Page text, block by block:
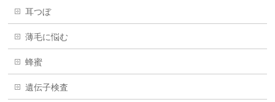
耳つぼ
薄毛に悩む
蜂蜜
遺伝子検査